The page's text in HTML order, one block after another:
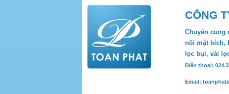
CÔNG
Chuyên cung
nối mặt bích,
lọc bụi, vải
Điện thoại:
Email: